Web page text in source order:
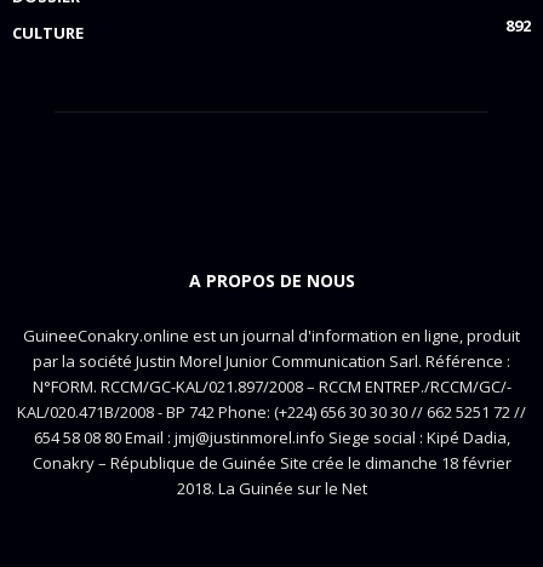
CULTURE
892
A PROPOS DE NOUS
GuineeConakry.online est un journal d'information en ligne, produit
par la société Justin Morel Junior Communication Sarl. Référence :
N°FORM. RCCM/GC-KAL/021.897/2008 – RCCM ENTREP./RCCM/GC/-
KAL/020.471B/2008 - BP 742 Phone: (+224) 656 30 30 30 // 662 5251 72 //
654 58 08 80 Email : jmj@justinmorel.info Siege social : Kipé Dadia,
Conakry – République de Guinée Site crée le dimanche 18 février
2018. La Guinée sur le Net